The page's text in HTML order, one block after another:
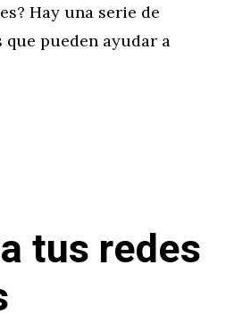
Hay una serie de
pueden ayudar a
tus redes